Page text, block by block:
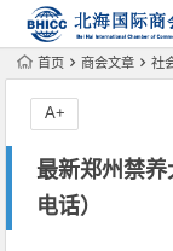
首页 商会文章 社
最新郑州禁
电话）
A+